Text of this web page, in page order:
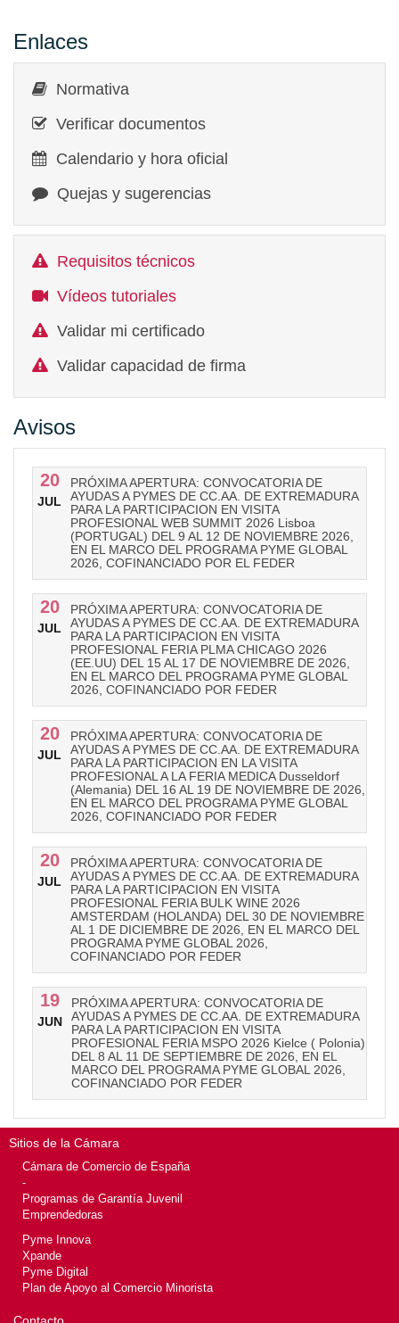
Enlaces
Normativa
Verificar documentos
Calendario y hora oficial
Quejas y sugerencias
Requisitos técnicos
Vídeos tutoriales
Validar mi certificado
Validar capacidad de firma
Avisos
20
JUL
PRÓXIMA APERTURA: CONVOCATORIA DE
AYUDAS A PYMES DE CC.AA. DE EXTREMADURA
PARA LA PARTICIPACION EN VISITA
PROFESIONAL WEB SUMMIT 2026 Lisboa
(PORTUGAL) DEL 9 AL 12 DE NOVIEMBRE 2026,
EN EL MARCO DEL PROGRAMA PYME GLOBAL
2026, COFINANCIADO POR EL FEDER
20
JUL
PRÓXIMA APERTURA: CONVOCATORIA DE
AYUDAS A PYMES DE CC.AA. DE EXTREMADURA
PARA LA PARTICIPACION EN VISITA
PROFESIONAL FERIA PLMA CHICAGO 2026
(EE.UU) DEL 15 AL 17 DE NOVIEMBRE DE 2026,
EN EL MARCO DEL PROGRAMA PYME GLOBAL
2026, COFINANCIADO POR FEDER
20
JUL
PRÓXIMA APERTURA: CONVOCATORIA DE
AYUDAS A PYMES DE CC.AA. DE EXTREMADURA
PARA LA PARTICIPACION EN LA VISITA
PROFESIONAL A LA FERIA MEDICA Dusseldorf
(Alemania) DEL 16 AL 19 DE NOVIEMBRE DE 2026,
EN EL MARCO DEL PROGRAMA PYME GLOBAL
2026, COFINANCIADO POR FEDER
20
JUL
PRÓXIMA APERTURA: CONVOCATORIA DE
AYUDAS A PYMES DE CC.AA. DE EXTREMADURA
PARA LA PARTICIPACION EN VISITA
PROFESIONAL FERIA BULK WINE 2026
AMSTERDAM (HOLANDA) DEL 30 DE NOVIEMBRE
AL 1 DE DICIEMBRE DE 2026, EN EL MARCO DEL
PROGRAMA PYME GLOBAL 2026,
COFINANCIADO POR FEDER
19
JUN
PRÓXIMA APERTURA: CONVOCATORIA DE
AYUDAS A PYMES DE CC.AA. DE EXTREMADURA
PARA LA PARTICIPACION EN VISITA
PROFESIONAL FERIA MSPO 2026 Kielce ( Polonia)
DEL 8 AL 11 DE SEPTIEMBRE DE 2026, EN EL
MARCO DEL PROGRAMA PYME GLOBAL 2026,
COFINANCIADO POR FEDER
Sitios de la Cámara
Cámara de Comercio de España
-
Programas de Garantía Juvenil
Emprendedoras
Pyme Innova
Xpande
Pyme Digital
Plan de Apoyo al Comercio Minorista